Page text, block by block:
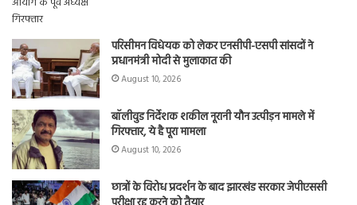
परिसीमन विधेयक को लेकर एनसीपी-एसपी सांसदों ने
प्रधानमंत्री मोदी से मुलाकात की
August 10, 2026
बॉलीवुड निर्देशक शकील नूरानी यौन उत्पीड़न मामले में
गिरफ्तार, ये है पूरा मामला
August 10, 2026
छात्रों के विरोध प्रदर्शन के बाद झारखंड सरकार जेपीएससी